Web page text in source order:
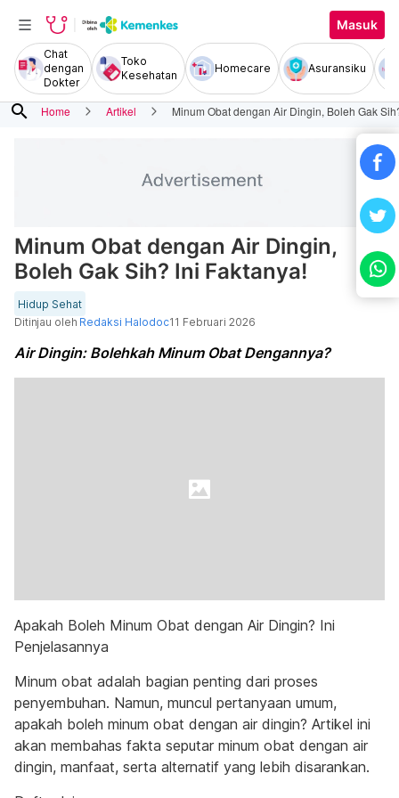
Masuk
Chat
dengan
Dokter
Toko
Kesehatan
Homecare Asuransiku
search Home Artikel Minum Obat dengan Air Dingin, Boleh Gak
Minum Obat dengan Air Dingin,
Boleh Gak Sih? Ini Faktanya!
Hidup Sehat
Ditinjau oleh Redaksi Halodoc11 Februari 2026
Air Dingin: Bolehkah Minum Obat Dengannya?
Apakah Boleh Minum Obat dengan Air Dingin? Ini
Penjelasannya
Minum obat adalah bagian penting dari proses
penyembuhan. Namun, muncul pertanyaan umum,
apakah boleh minum obat dengan air dingin? Artikel ini
akan membahas fakta seputar minum obat dengan air
dingin, manfaat, serta alternatif yang lebih disarankan.